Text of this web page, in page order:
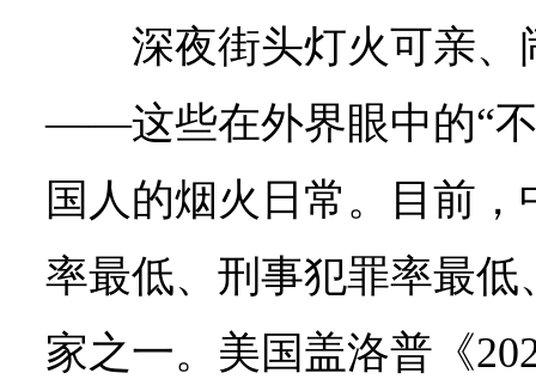
深夜街头灯火可亲
——这些在外界眼中的“
国人的烟火日常。目前
率最低、刑事犯罪率最
家之一。美国盖洛普《